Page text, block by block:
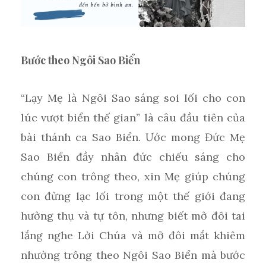
Bước theo Ngôi Sao Biển
“Lạy Mẹ là Ngôi Sao sáng soi lối cho con
lúc vượt biển thế gian” là câu đầu tiên của
bài thánh ca Sao Biển. Ước mong Đức Mẹ
Sao Biển đầy nhân đức chiếu sáng cho
chúng con trông theo, xin Mẹ giúp chúng
con đừng lạc lối trong một thế giới đang
hưởng thụ và tự tôn, nhưng biết mở đôi tai
lắng nghe Lời Chúa và mở đôi mắt khiêm
nhường trông theo Ngôi Sao Biển mà bước